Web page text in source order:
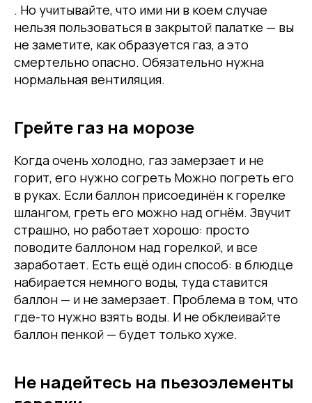
. Но учитывайте, что ими ни в коем случае
нельзя пользоваться в закрытой палатке — вы
не заметите, как образуется газ, а это
смертельно опасно. Обязательно нужна
нормальная вентиляция.
Грейте газ на морозе
Когда очень холодно, газ замерзает и не
горит, его нужно согреть Можно погреть его
в руках. Если баллон присоединён к горелке
шлангом, греть его можно над огнём. Звучит
страшно, но работает хорошо: просто
поводите баллоном над горелкой, и все
заработает. Есть ещё один способ: в блюдце
набирается немного воды, туда ставится
баллон — и не замерзает. Проблема в том, что
где-то нужно взять воды. И не обклеивайте
баллон пенкой — будет только хуже.
Не надейтесь на пьезоэлементы